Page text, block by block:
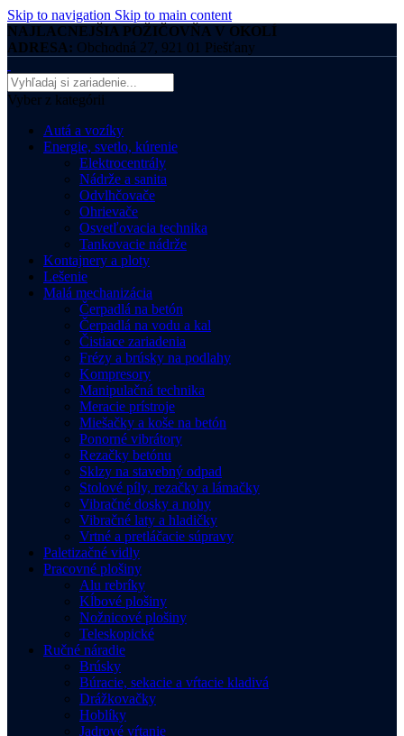
Skip to navigation Skip to main content
NAJLACNEJŠIA POŽIČOVŇA V OKOLÍ
ADRESA: Obchodná 27, 921 01 Piešťany
Vyber z kategórii
Autá a vozíky
Energie, svetlo, kúrenie
Elektrocentrály
Nádrže a sanita
Odvlhčovače
Ohrievače
Osvetľovacia technika
Tankovacie nádrže
Kontajnery a ploty
Lešenie
Malá mechanizácia
Čerpadlá na betón
Čerpadlá na vodu a kal
Čistiace zariadenia
Frézy a brúsky na podlahy
Kompresory
Manipulačná technika
Meracie prístroje
Miešačky a koše na betón
Ponorné vibrátory
Rezačky betónu
Sklzy na stavebný odpad
Stolové píly, rezačky a lámačky
Vibračné dosky a nohy
Vibračné laty a hladičky
Vrtné a pretláčacie súpravy
Paletizačné vidly
Pracovné plošiny
Alu rebríky
Kĺbové plošiny
Nožnicové plošiny
Teleskopické
Ručné náradie
Brúsky
Búracie, sekacie a vŕtacie kladivá
Drážkovačky
Hoblíky
Jadrové vŕtanie